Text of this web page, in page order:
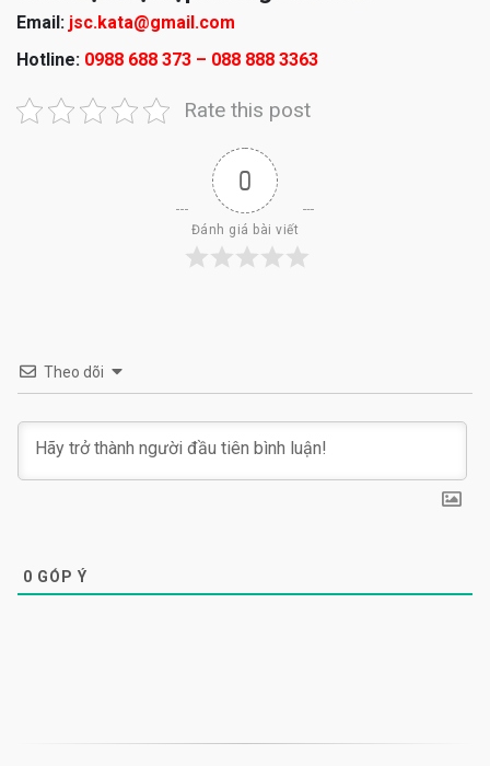
Email: jsc.kata@gmail.com
Hotline: 0988 688 373 – 088 888 3363
Rate this post
0
Đánh giá bài viết
Theo dõi
0 GÓP Ý